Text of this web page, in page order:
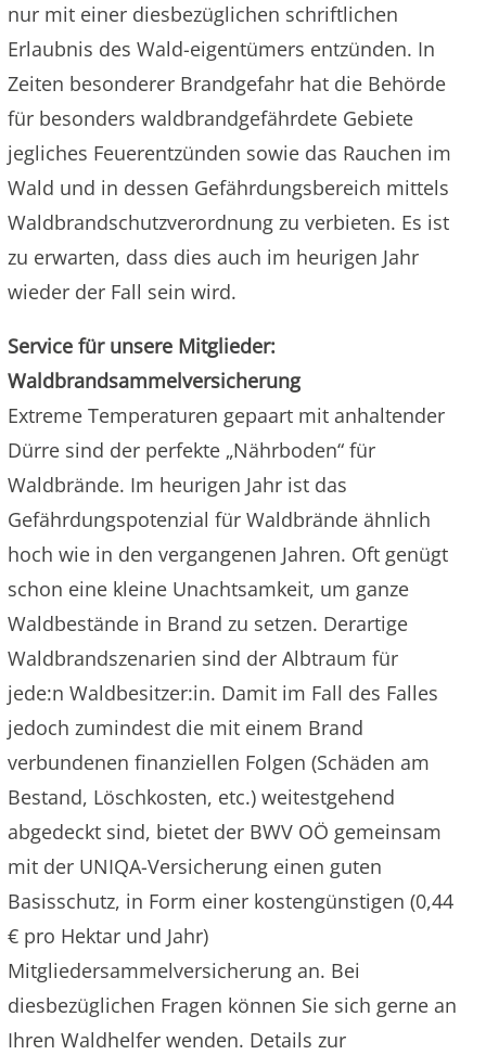
nur mit einer diesbezüglichen schriftlichen
Erlaubnis des Wald-eigentümers entzünden. In
Zeiten besonderer Brandgefahr hat die Behörde
für besonders waldbrandgefährdete Gebiete
jegliches Feuerentzünden sowie das Rauchen im
Wald und in dessen Gefährdungsbereich mittels
Waldbrandschutzverordnung zu verbieten. Es ist
zu erwarten, dass dies auch im heurigen Jahr
wieder der Fall sein wird.
Service für unsere Mitglieder:
Waldbrandsammelversicherung
Extreme Temperaturen gepaart mit anhaltender
Dürre sind der perfekte „Nährboden“ für
Waldbrände. Im heurigen Jahr ist das
Gefährdungspotenzial für Waldbrände ähnlich
hoch wie in den vergangenen Jahren. Oft genügt
schon eine kleine Unachtsamkeit, um ganze
Waldbestände in Brand zu setzen. Derartige
Waldbrandszenarien sind der Albtraum für
jede:n Waldbesitzer:in. Damit im Fall des Falles
jedoch zumindest die mit einem Brand
verbundenen finanziellen Folgen (Schäden am
Bestand, Löschkosten, etc.) weitestgehend
abgedeckt sind, bietet der BWV OÖ gemeinsam
mit der UNIQA-Versicherung einen guten
Basisschutz, in Form einer kostengünstigen (0,44
€ pro Hektar und Jahr)
Mitgliedersammelversicherung an. Bei
diesbezüglichen Fragen können Sie sich gerne an
Ihren Waldhelfer wenden. Details zur